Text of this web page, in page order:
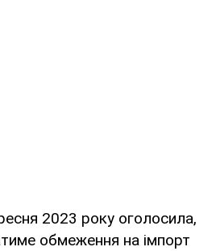
2023 року оголосила,
обмеження на імпорт